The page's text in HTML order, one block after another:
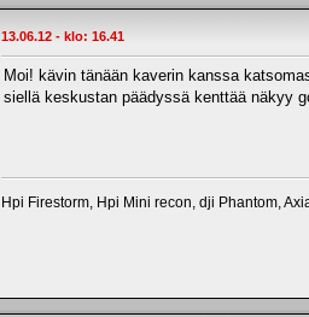
13.06.12 - klo: 16.41
Moi! kävin tänään kaverin kanssa
siellä keskustan päädyssä kenttää näkyy
Hpi Firestorm, Hpi Mini recon, dji Phantom,